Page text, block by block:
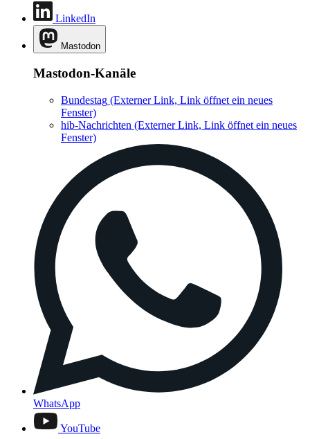
LinkedIn
Mastodon
Mastodon-Kanäle
Bundestag (Externer Link, Link öffnet ein neues
Fenster)
hib-Nachrichten (Externer Link, Link öffnet ein neues
Fenster)
WhatsApp
YouTube